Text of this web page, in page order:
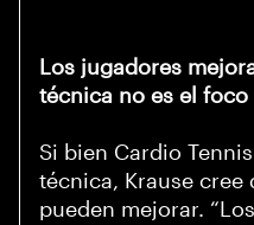
Los jugadores
técnica no es el
Si bien Cardio
técnica, Krause cree
pueden mejorar.